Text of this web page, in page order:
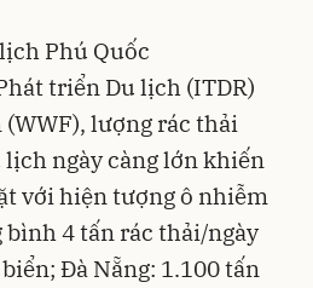
Phú Quốc
triển Du lịch (ITDR)
lượng rác thải
ngày càng lớn khiến
với hiện tượng ô nhiễm
4 tấn rác thải/ngày
Đà Nẵng: 1.100 tấn